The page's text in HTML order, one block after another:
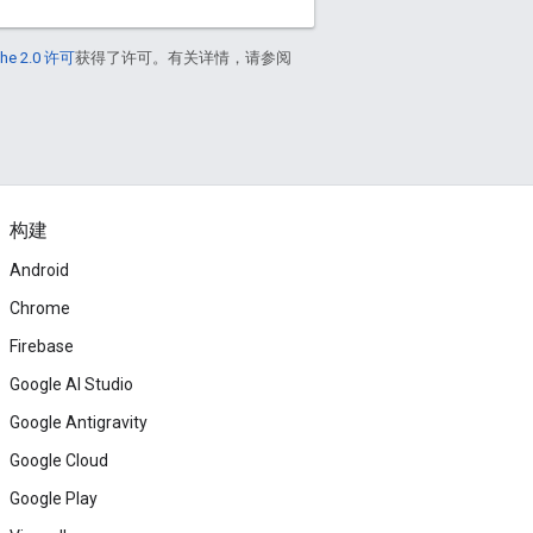
2.0 许可获得了许可。有关详情，请参阅
构建
Android
Chrome
Firebase
Google AI Studio
Google Antigravity
Google Cloud
Google Play